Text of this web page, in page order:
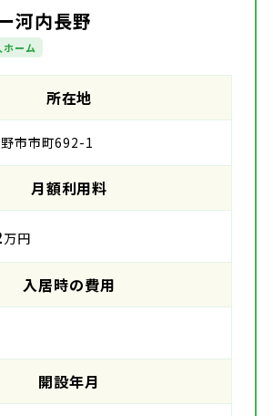
河内長野
ホーム
所在地
市市町692-1
月額利用料
万円
入居時の費用
開設年月